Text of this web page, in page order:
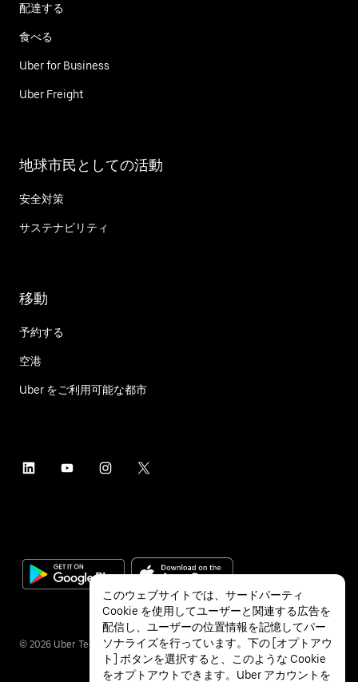
配達する
食べる
Uber for Business
Uber Freight
地球市民としての活動
安全対策
サステナビリティ
移動
予約する
空港
Uber をご利用可能な都市
© 2026 Uber Technologies Inc.
このウェブサイトでは、サードパーティ
Cookie を使用してユーザーと関連する広告を
配信し、ユーザーの位置情報を記憶してパー
ソナライズを行っています。下の [オプトアウ
ト] ボタンを選択すると、このような Cookie
をオプトアウトできます。Uber アカウントを